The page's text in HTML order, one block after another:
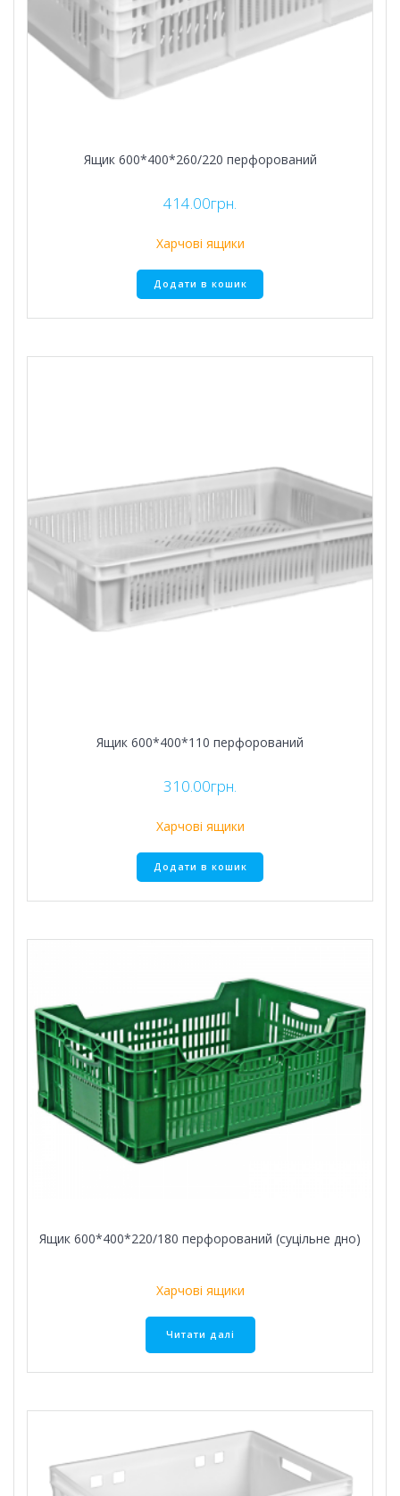
Ящик 600*400*260/220 перфорований
414.00грн.
Харчові ящики
Додати в кошик
Ящик 600*400*110 перфорований
310.00грн.
Харчові ящики
Додати в кошик
Ящик 600*400*220/180 перфорований (суцільне дно)
Харчові ящики
Читати далі